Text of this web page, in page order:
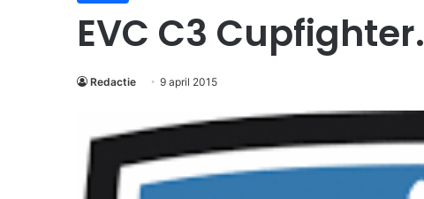
EVC C3 Cupfighter.
Redactie 9 april 2015